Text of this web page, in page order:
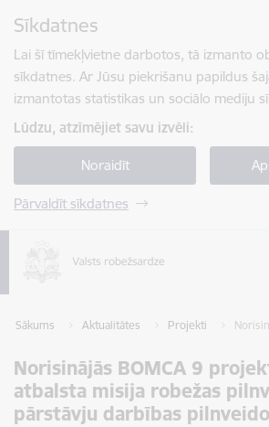
Sīkdatnes
Lai šī tīmekļvietne darbotos, tā izmanto
sīkdatnes. Ar Jūsu piekrišanu papildus
izmantotas statistikas un sociālo mediju
Lūdzu, atzīmējiet savu izvēli:
Noraidīt
Pārvaldīt sīkdatnes
Sākums Aktualitātes Projekti
Norisinājās BOMCA 9
atbalsta misija robežas
pārstāvju darbības